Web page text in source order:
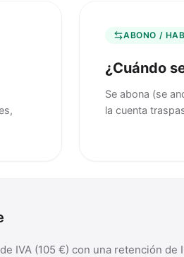
ABONO /
¿Cuándo
Se abona (se
la cuenta
IVA (105 €) con una retención de